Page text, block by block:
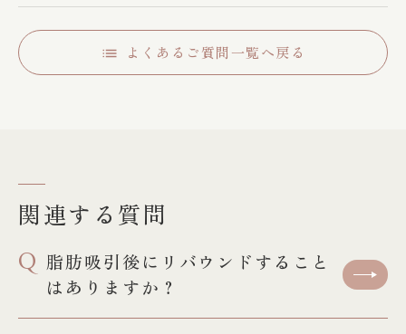
よくあるご質問一覧へ戻る
関連する質問
Q 脂肪吸引後にリバウンドすること
はありますか？